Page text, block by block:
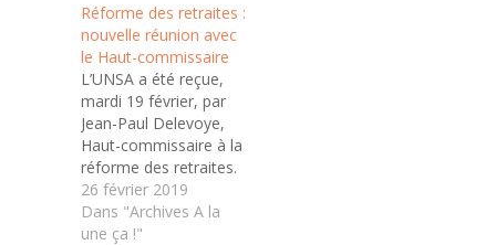
acte que la répartition
restera le pilier du
nouveau…
Réforme des retraites :
nouvelle réunion avec
le Haut-commissaire
L’UNSA a été reçue,
mardi 19 février, par
Jean-Paul Delevoye,
Haut-commissaire à la
réforme des retraites.
Lors de cette
discussion, a été
abordée la question de
26 février 2019
Dans "Archives A la
une ça !"